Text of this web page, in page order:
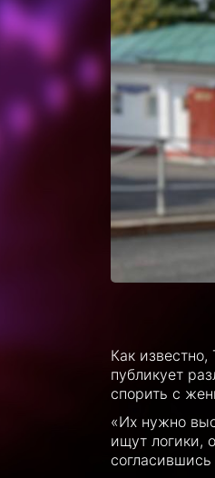
Как
публикует
спорить с
«Их нужно
ищут логики,